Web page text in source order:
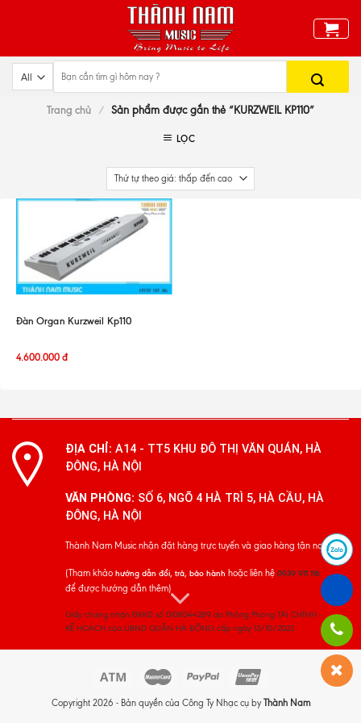
Trang chủ / Sản phẩm được gắn thẻ “KURZWEIL KP110”
LỌC
Đàn Organ Kurzweil Kp110
4.600.000 đ
ĐỊA CHỈ: A14 - TT5 KHU ĐÔ THỊ VĂN QUÁN, HÀ
ĐÔNG, HÀ NỘI
VĂN PHÒNG: SỐ 6, NGÕ 4 HÀ TRÌ 5, HÀ CẦU, HÀ
ĐÔNG, HÀ NỘI
Thành Nam Music nhận đặt hàng trực tuyến và giao hàng tận nơi
(Tham khảo hướng dẫn đổi, trả, bảo hành hoặc liên hệ 0939 911 116
để được hướng dẫn thêm)
Giấy chứng nhận ĐKKD số 0108044289 do Phòng Phòng TÀI CHÍNH -
KẾ HOẠCH của UBND QUẬN HÀ ĐÔNG cấp ngày 13/10/2022
Copyright 2026 - Bản quyền của Công Ty Nhạc cụ by Thành Nam